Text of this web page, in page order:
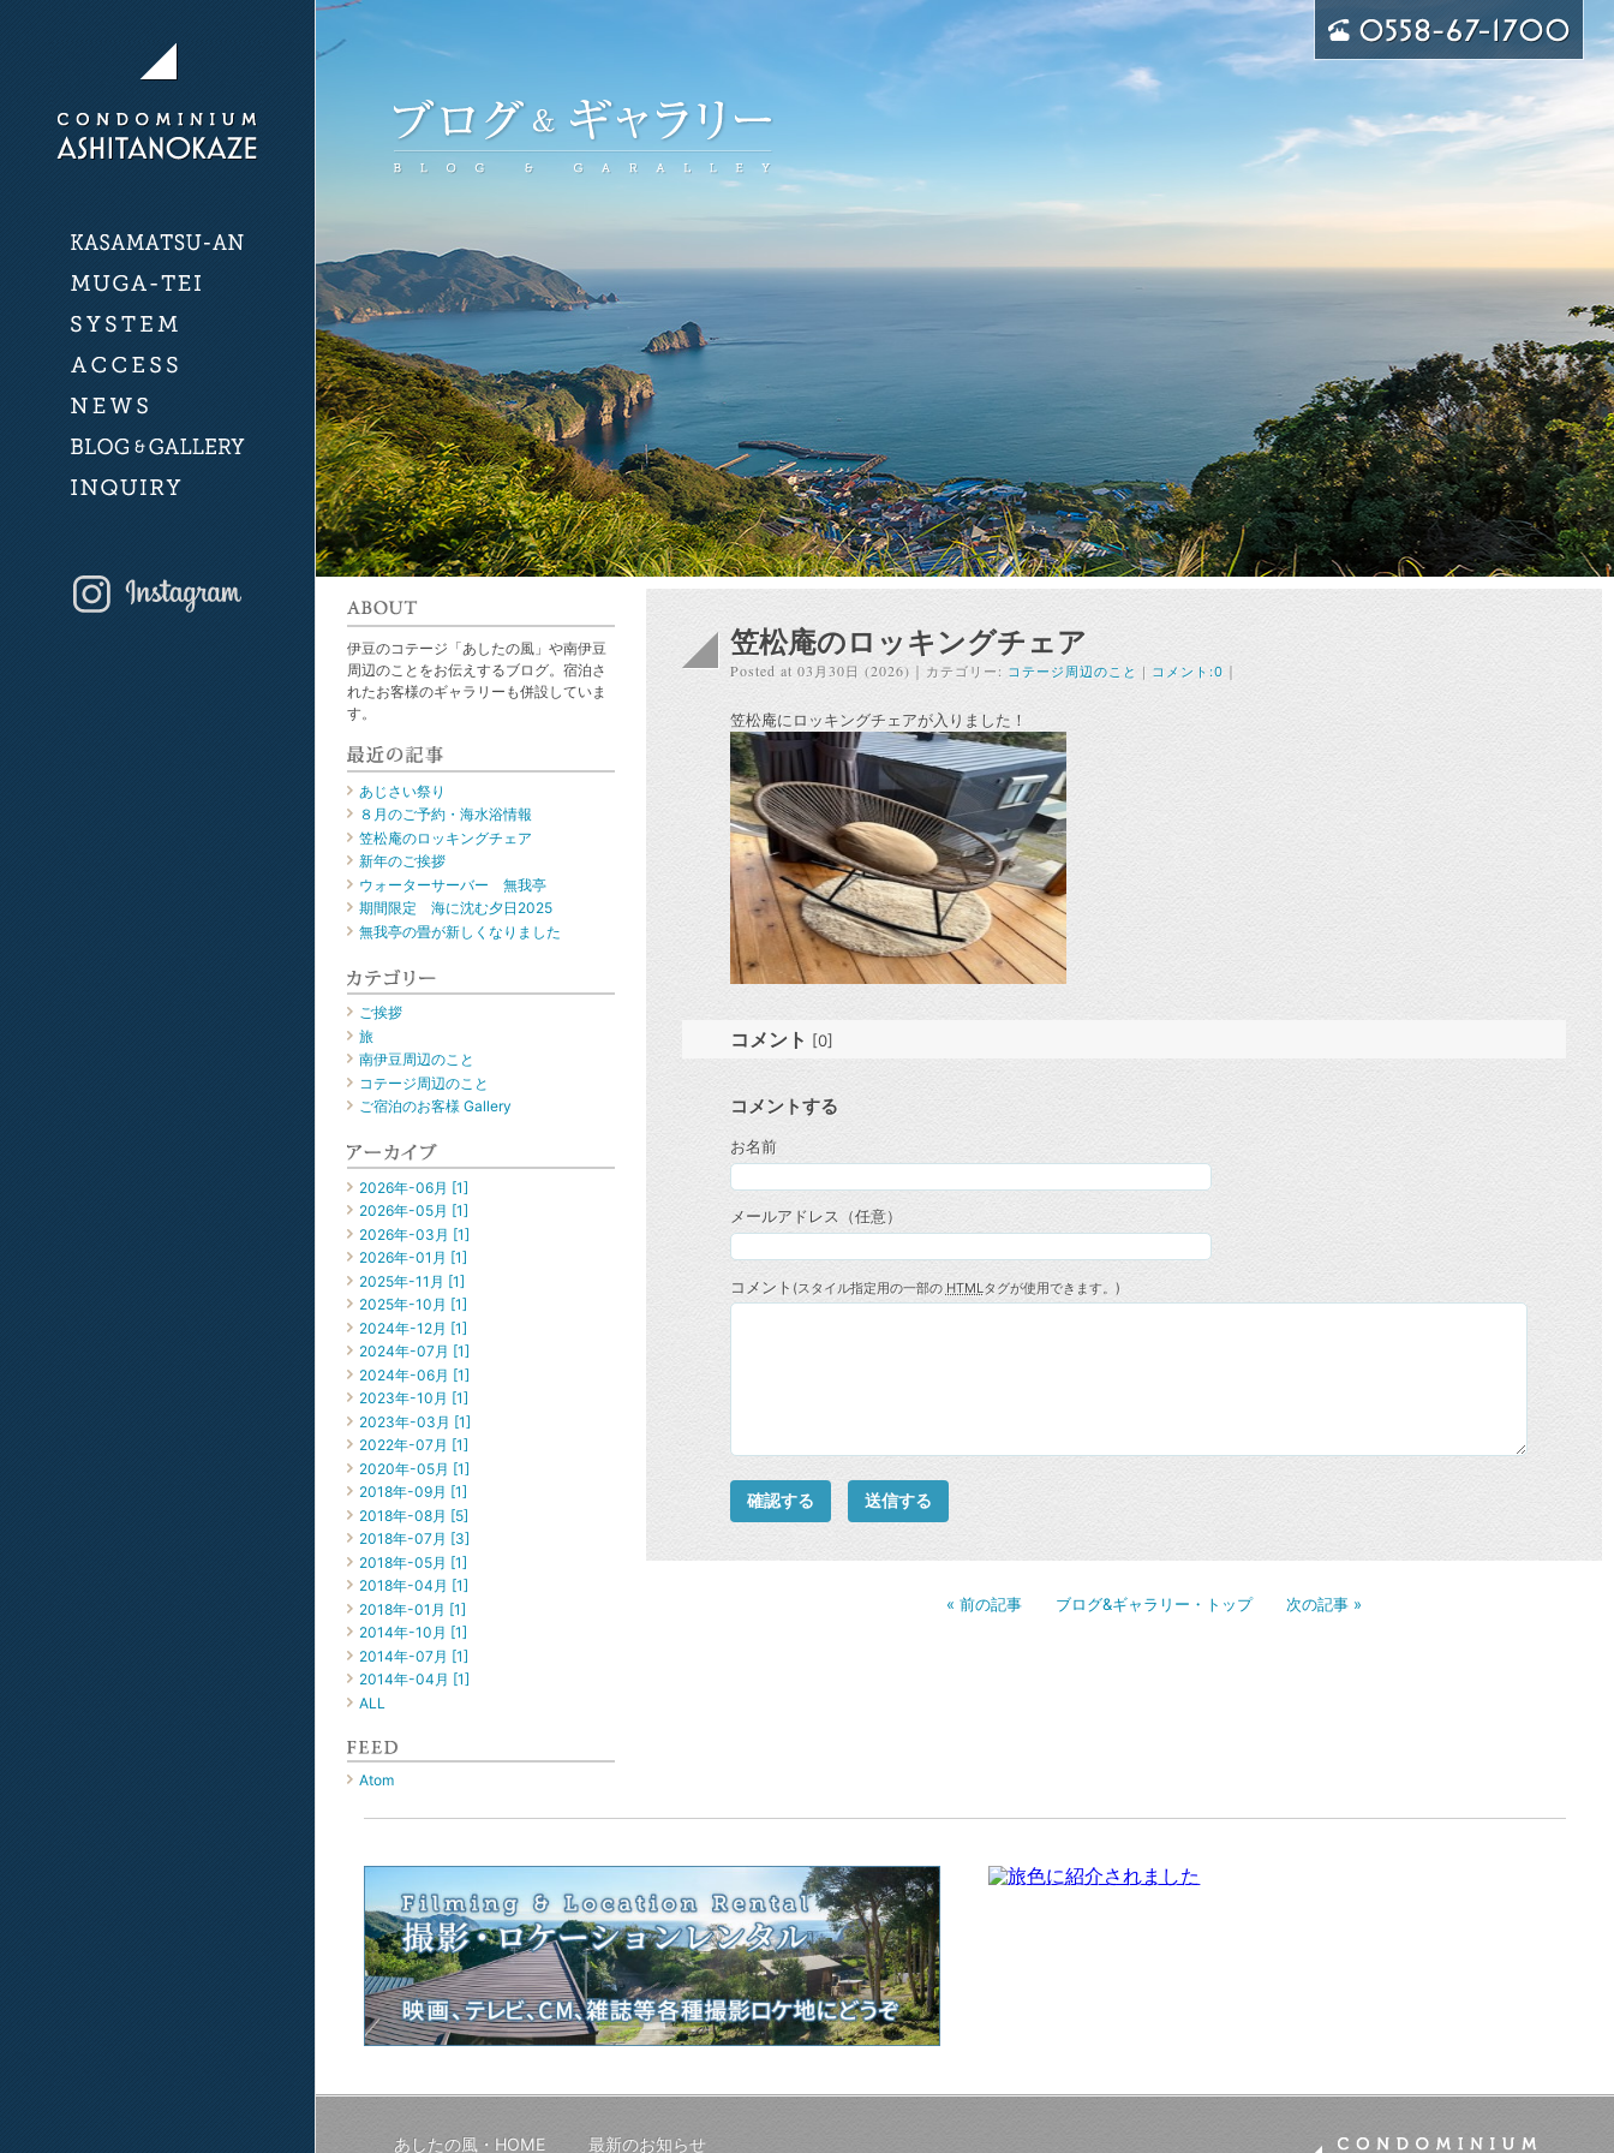
笠松庵のロッキングチェア
Posted at 03 月 30日 (2026) ｜ カテゴリー: コテージ周辺のこと ｜ コメント:0 ｜
笠松庵にロッキングチェアが入りました！
コメント [0]
コメントする
お名前
メールアドレス（任意）
コメント (スタイル指定用の一部の HTML タグが使用できます。)
« 前の記事 ブログ&ギャラリー・トップ 次の記事»
伊豆のコテージ「あしたの風」や南伊豆
周辺のことをお伝えするブログ。宿泊さ
れたお客様のギャラリーも併設していま
す。
あじさい祭り
８月のご予約・海水浴情報
笠松庵のロッキングチェア
新年のご挨拶
ウォーターサーバー 無我亭
期間限定 海に沈む夕日2025
無我亭の畳が新しくなりました
ご挨拶
旅
南伊豆周辺のこと
コテージ周辺のこと
ご宿泊のお客様 Gallery
2026年-06月 [1]
2026年-05月 [1]
2026年-03月 [1]
2026年-01月 [1]
2025年-11月 [1]
2025年-10月 [1]
2024年-12月 [1]
2024年-07月 [1]
2024年-06月 [1]
2023年-10月 [1]
2023年-03月 [1]
2022年-07月 [1]
2020年-05月 [1]
2018年-09月 [1]
2018年-08月 [5]
2018年-07月 [3]
2018年-05月 [1]
2018年-04月 [1]
2018年-01月 [1]
2014年-10月 [1]
2014年-07月 [1]
2014年-04月 [1]
ALL
Atom
あしたの風・HOME 最新のお知らせ